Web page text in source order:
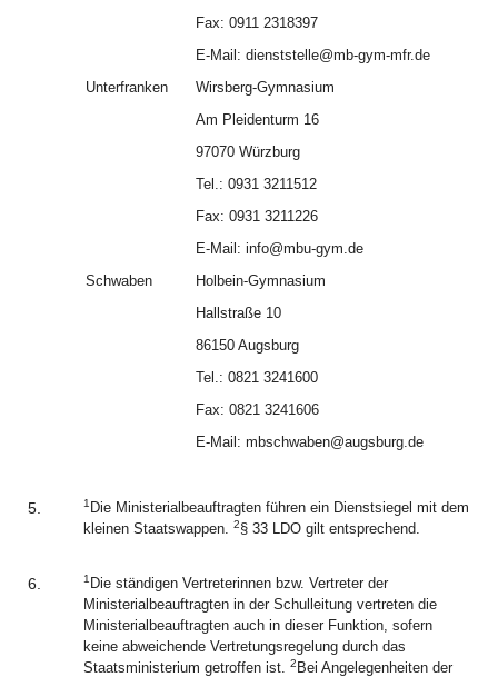
Fax: 0911 2318397
E-Mail: dienststelle@mb-gym-mfr.de
Unterfranken
Wirsberg-Gymnasium
Am Pleidenturm 16
97070 Würzburg
Tel.: 0931 3211512
Fax: 0931 3211226
E-Mail: info@mbu-gym.de
Schwaben
Holbein-Gymnasium
Hallstraße 10
86150 Augsburg
Tel.: 0821 3241600
Fax: 0821 3241606
E-Mail: mbschwaben@augsburg.de
5. 1 Die Ministerialbeauftragten führen ein Dienstsiegel mit dem
kleinen Staatswappen. 2§ 33 LDO gilt entsprechend.
6. 1 Die ständigen Vertreterinnen bzw. Vertreter der
Ministerialbeauftragten in der Schulleitung vertreten die
Ministerialbeauftragten auch in dieser Funktion, sofern
keine abweichende Vertretungsregelung durch das
Staatsministerium getroffen ist. 2 Bei Angelegenheiten der